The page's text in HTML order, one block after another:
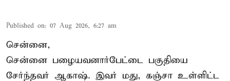
Published on: 07 Aug 2026, 6:27 am
சென்னை,
சென்னை பழையவனார்பேட்டை பகுதியை
சேர்ந்தவர் ஆகாஷ். இவர் மது, கஞ்சா உள்ளிட்ட